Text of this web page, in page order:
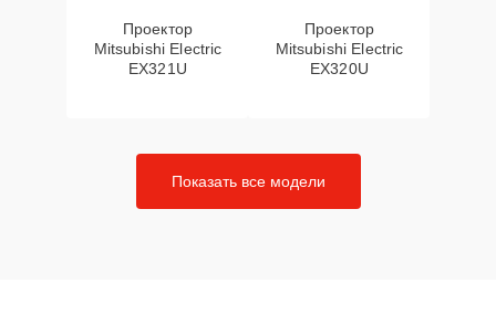
Проектор
Mitsubishi Electric
EX321U
Проектор
Mitsubishi Electric
EX320U
Показать все модели